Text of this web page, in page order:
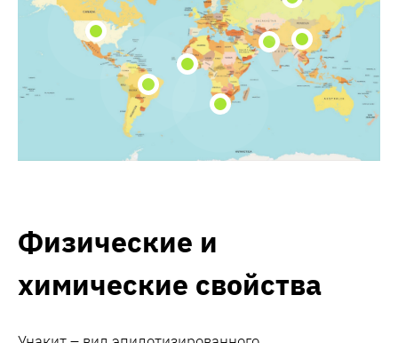
Физические и
химические свойства